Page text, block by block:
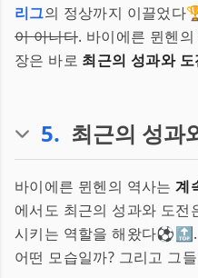
리그의 정상까지 이끌었
이 아니다. 바이에른 뮌헨
장은 바로 최근의 성과와 도
5. 최근의 성과
바이에른 뮌헨의 역사는계
에서도 최근의 성과와 도
시키는 역할을 해왔다
어떤 모습일까? 그리고 그